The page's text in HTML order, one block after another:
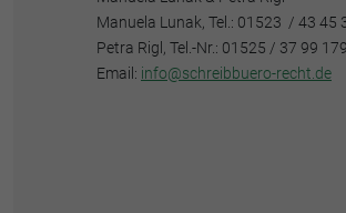
Manuela Lunak, Tel.: 01523 / 43 45
Petra Rigl, Tel.-Nr.: 01525 / 37 99 179
Email: info@schreibbuero-recht.de